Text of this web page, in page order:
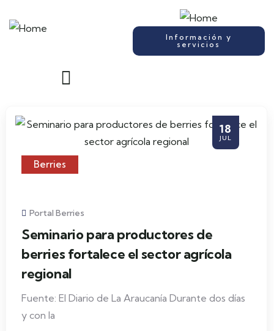
Información y
servicios
18
JUL
Berries
Portal Berries
Seminario para productores de
berries fortalece el sector agrícola
regional
Fuente: El Diario de La Araucanía Durante dos días
y con la